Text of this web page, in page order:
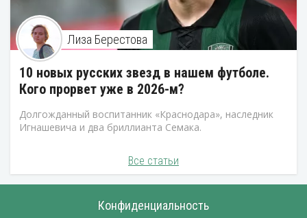
Лиза Берестова
10 новых русских звезд в нашем футболе.
Кого прорвет уже в 2026-м?
Долгожданный воспитанник «Краснодара», наследник
Игнашевича и два бриллианта Семака.
Все статьи
Конфиденциальность